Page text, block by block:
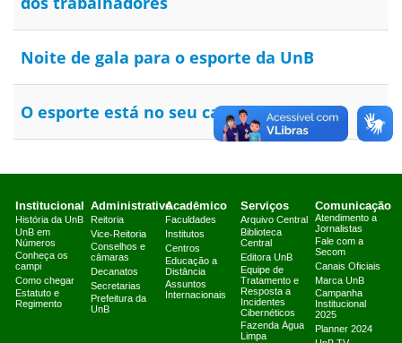
Noite de gala para o esporte da UnB
O esporte está no seu campus
Institucional
História da UnB
UnB em
Números
Conheça os
campi
Como chegar
Estatuto e
Regimento
Administrativo
Reitoria
Vice-Reitoria
Conselhos e
câmaras
Decanatos
Secretarias
Prefeitura da
UnB
Acadêmico
Faculdades
Institutos
Centros
Educação a
Distância
Assuntos
Internacionais
Serviços
Arquivo Central
Biblioteca
Central
Editora UnB
Equipe de
Tratamento e
Resposta a
Incidentes
Cibernéticos
Fazenda Água
Limpa
Comunicação
Atendimento a
Jornalistas
Fale com a
Secom
Canais Oficiais
Marca UnB
Campanha
Institucional
2025
Planner 2024